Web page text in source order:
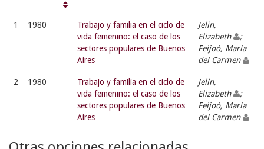
1 1980
Trabajo y familia en el ciclo de
vida femenino: el caso de los
sectores populares de Buenos
Aires
Jelin,
Elizabeth
;
Feijoó, María
del Carmen
2 1980
Trabajo y familia en el ciclo de
vida femenino: el caso de los
sectores populares de Buenos
Aires
Jelin,
Elizabeth
;
Feijoó, María
del Carmen